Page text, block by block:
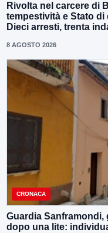
Rivolta nel carcere di
tempestività e Stato
Dieci arresti, trenta
8 AGOSTO 2026
CRONACA
Guardia
dopo una lite: